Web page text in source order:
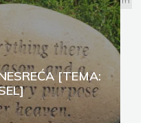
[TEMA: